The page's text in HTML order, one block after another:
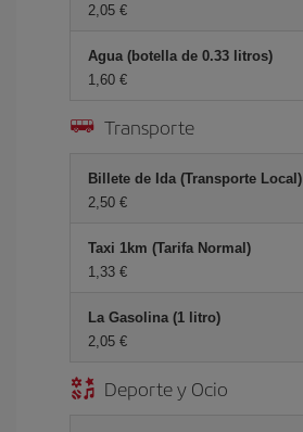
2,05 €
Agua (botella de 0.33 litros)
1,60 €
Transporte
Billete de Ida (Transporte Local)
2,50 €
Taxi 1km (Tarifa Normal)
1,33 €
La Gasolina (1 litro)
2,05 €
Deporte y Ocio